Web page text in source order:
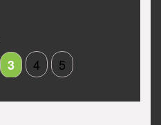
3 4 5